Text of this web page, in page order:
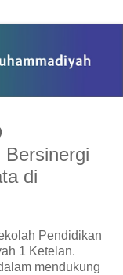
Bersinergi
di
Pendidikan
1 Ketelan.
mendukung